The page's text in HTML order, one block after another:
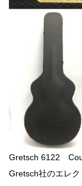
Gretsch 6122
Gretsch社のエレ